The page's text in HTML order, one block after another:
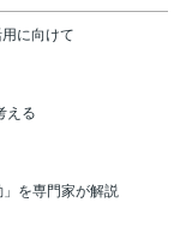
に向けて
える
」を専門家が解説